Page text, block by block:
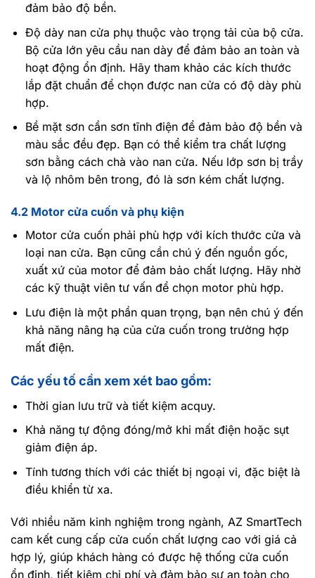
đảm bảo độ bền.
Độ dày nan cửa phụ thuộc vào trọng tải của bộ cửa.
Bộ cửa lớn yêu cầu nan dày để đảm bảo an toàn và
hoạt động ổn định. Hãy tham khảo các kích thước
lắp đặt chuẩn để chọn được nan cửa có độ dày phù
hợp.
Bề mặt sơn cần sơn tĩnh điện để đảm bảo độ bền và
màu sắc đều đẹp. Bạn có thể kiểm tra chất lượng
sơn bằng cách chà vào nan cửa. Nếu lớp sơn bị trầy
và lộ nhôm bên trong, đó là sơn kém chất lượng.
4.2 Motor cửa cuốn và phụ kiện
Motor cửa cuốn phải phù hợp với kích thước cửa và
loại nan cửa. Bạn cũng cần chú ý đến nguồn gốc,
xuất xứ của motor để đảm bảo chất lượng. Hãy nhờ
các kỹ thuật viên tư vấn để chọn motor phù hợp.
Lưu điện là một phần quan trọng, bạn nên chú ý đến
khả năng nâng hạ của cửa cuốn trong trường hợp
mất điện.
Các yếu tố cần xem xét bao gồm:
Thời gian lưu trữ và tiết kiệm acquy.
Khả năng tự động đóng/mở khi mất điện hoặc sụt
giảm điện áp.
Tính tương thích với các thiết bị ngoại vi, đặc biệt là
điều khiển từ xa.
Với nhiều năm kinh nghiệm trong ngành, AZ SmartTech
cam kết cung cấp cửa cuốn chất lượng cao với giá cả
hợp lý, giúp khách hàng có được hệ thống cửa cuốn
ổn định, tiết kiệm chi phí và đảm bảo sự an toàn cho